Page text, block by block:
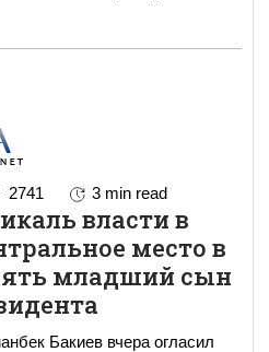
2741 3 min read
власти в
место в
младший сын
Бакиев вчера огласил